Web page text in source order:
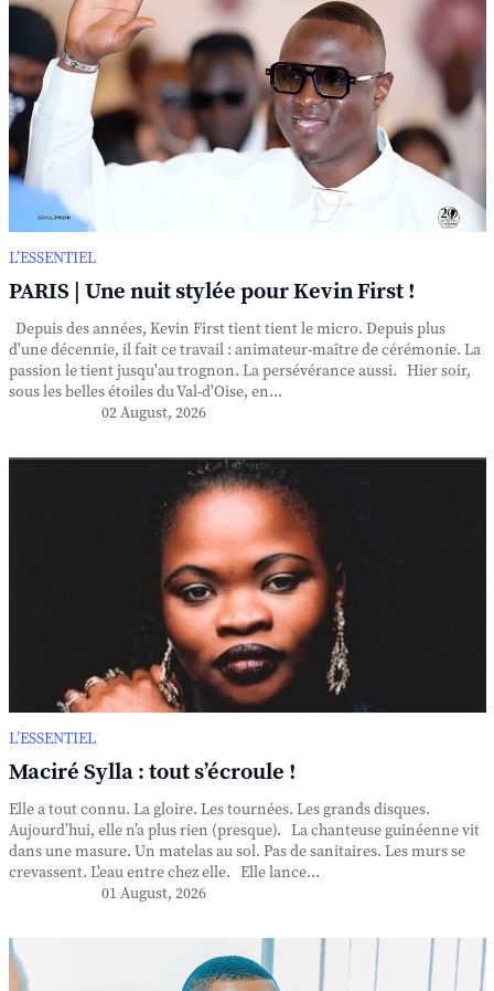
L’ESSENTIEL
PARIS | Une nuit stylée pour Kevin First !
Depuis des années, Kevin First tient tient le micro. Depuis plus
d'une décennie, il fait ce travail : animateur-maître de cérémonie. La
passion le tient jusqu'au trognon. La persévérance aussi. Hier soir,
sous les belles étoiles du Val-d'Oise, en...
02 August, 2026
L’ESSENTIEL
Maciré Sylla : tout s’écroule !
Elle a tout connu. La gloire. Les tournées. Les grands disques.
Aujourd’hui, elle n’a plus rien (presque). La chanteuse guinéenne vit
dans une masure. Un matelas au sol. Pas de sanitaires. Les murs se
crevassent. L'eau entre chez elle. Elle lance...
01 August, 2026